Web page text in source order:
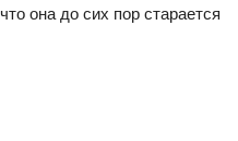
она до сих пор старается